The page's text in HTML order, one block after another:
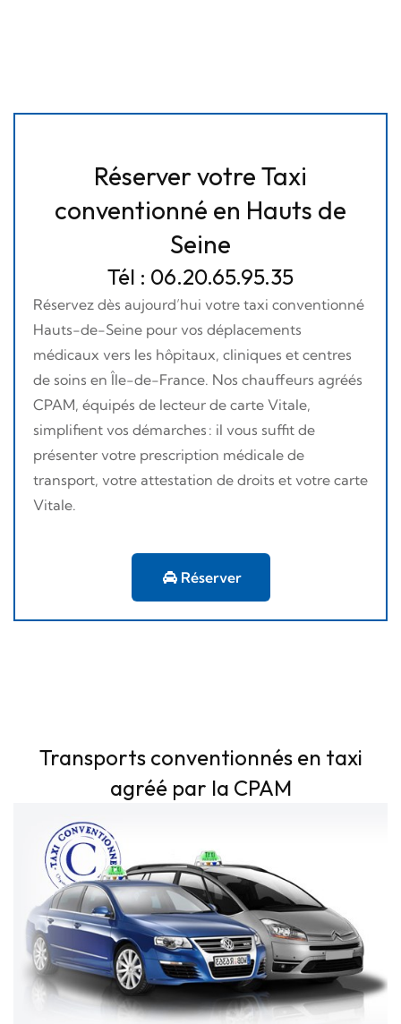
Réserver votre Taxi
conventionné en Hauts de
Seine
Tél : 06.20.65.95.35
Réservez dès aujourd’hui votre taxi conventionné
Hauts-de-Seine pour vos déplacements
médicaux vers les hôpitaux, cliniques et centres
de soins en Île-de-France. Nos chauffeurs agréés
CPAM, équipés de lecteur de carte Vitale,
simplifient vos démarches : il vous suffit de
présenter votre prescription médicale de
transport, votre attestation de droits et votre carte
Vitale.
Réserver
Transports conventionnés en taxi
agréé par la CPAM